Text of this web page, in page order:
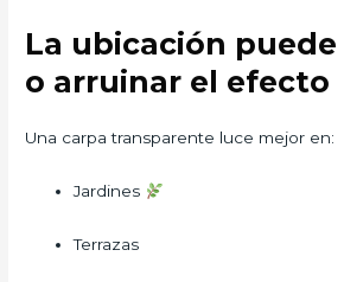
La ubicación
o arruinar el efecto
Una carpa transparente luce mejor en:
Jardines
Terrazas